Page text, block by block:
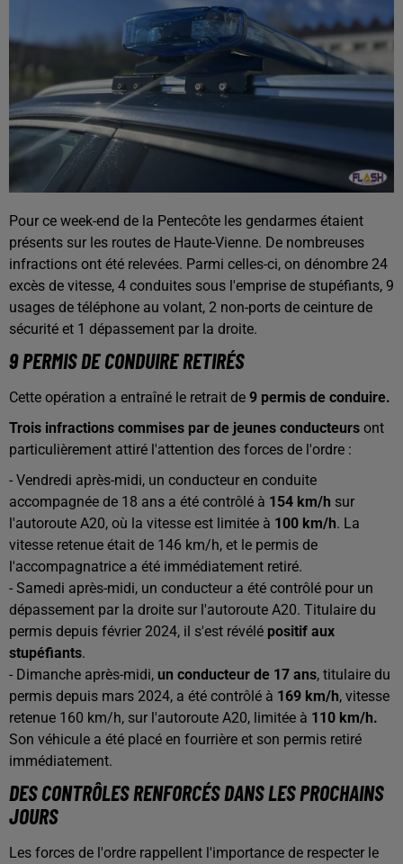
Pour ce week-end de la Pentecôte les gendarmes étaient
présents sur les routes de Haute-Vienne. De nombreuses
infractions ont été relevées. Parmi celles-ci, on dénombre 24
excès de vitesse, 4 conduites sous l'emprise de stupéfiants, 9
usages de téléphone au volant, 2 non-ports de ceinture de
sécurité et 1 dépassement par la droite.
9 PERMIS DE CONDUIRE RETIRÉS
Cette opération a entraîné le retrait de 9 permis de conduire.
Trois infractions commises par de jeunes conducteurs ont
particulièrement attiré l'attention des forces de l'ordre :
- Vendredi après-midi, un conducteur en conduite
accompagnée de 18 ans a été contrôlé à 154 km/h sur
l'autoroute A20, où la vitesse est limitée à 100 km/h. La
vitesse retenue était de 146 km/h, et le permis de
l'accompagnatrice a été immédiatement retiré.
- Samedi après-midi, un conducteur a été contrôlé pour un
dépassement par la droite sur l'autoroute A20. Titulaire du
permis depuis février 2024, il s'est révélé positif aux
stupéfiants.
- Dimanche après-midi, un conducteur de 17 ans, titulaire du
permis depuis mars 2024, a été contrôlé à 169 km/h, vitesse
retenue 160 km/h, sur l'autoroute A20, limitée à 110 km/h.
Son véhicule a été placé en fourrière et son permis retiré
immédiatement.
DES CONTRÔLES RENFORCÉS DANS LES PROCHAINS
JOURS
Les forces de l'ordre rappellent l'importance de respecter le